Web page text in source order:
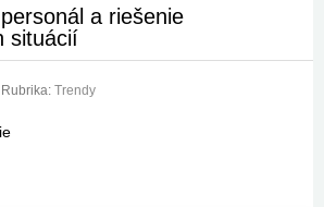
a riešenie
situácií
Rubrika: Trendy